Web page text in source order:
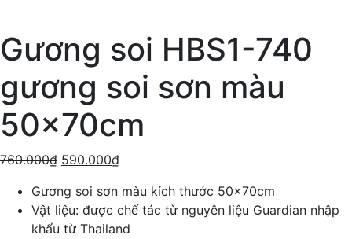
Gương soi HBS1-740
gương soi sơn màu
50x70cm
760.000₫ 590.000₫
Gương soi sơn màu kích thước 50x70cm
Vật liệu: được chế tác từ nguyên liệu Guardian nhập
khẩu từ Thailand